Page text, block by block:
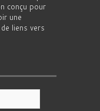
conçu pour
une
liens vers